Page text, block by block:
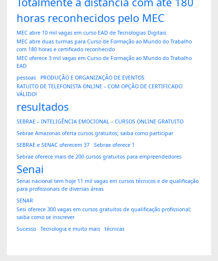
horas reconhecidos pelo MEC
MEC abre 10 mil vagas em curso EAD de Tecnologias Digitais
MEC abre duas turmas para Curso de Formação ao Mundo do Trabalho
com 180 horas e certificado reconhecido
MEC oferece 3 mil vagas em Curso de Formação ao Mundo do Trabalho
EAD
pessoas
PRODUÇÃO E ORGANIZAÇÃO DE EVENTOS
RATUITO DE TELEFONISTA ONLINE – COM OPÇÃO DE CERTIFICADO
VÁLIDO!
resultados
SEBRAE – INTELIGÊNCIA EMOCIONAL – CURSOS ONLINE GRATUITO
Sebrae Amazonas oferta cursos gratuitos; saiba como participar
SEBRAE e SENAC oferecem 37
Sebrae oferece 1
Sebrae oferece mais de 200 cursos gratuitos para empreendedores
Senai
Senai nacional tem hoje 11 mil vagas em cursos técnicos e de qualificação
para profissionais de diversas áreas
SENAR
Sesi oferece 300 vagas em cursos gratuitos de qualificação profissional;
saiba como se inscrever
Sucesso
Tecnologia e muito mais técnicas